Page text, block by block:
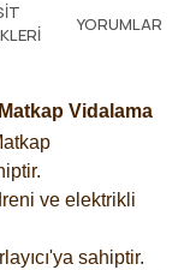
YORUMLAR
Vidalama
ve elektrikli
sahiptir.